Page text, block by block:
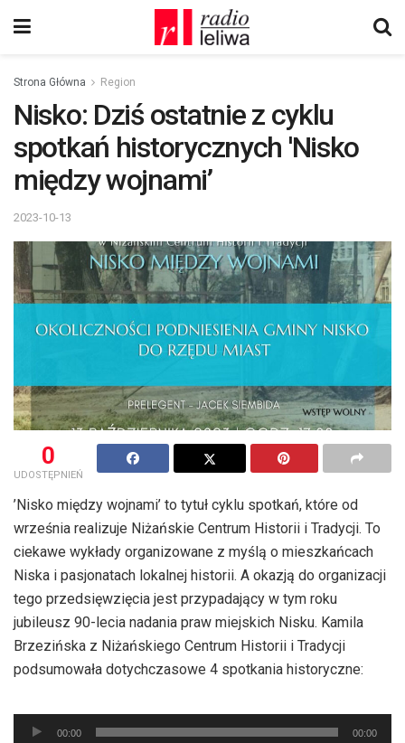
Strona Główna Region
Nisko: Dziś ostatnie z cyklu
spotkań historycznych 'Nisko
między wojnami’
2023-10-13
0
UDOSTĘPNIEŃ
’Nisko między wojnami’ to tytuł cyklu spotkań, które od
września realizuje Niżańskie Centrum Historii i Tradycji. To
ciekawe wykłady organizowane z myślą o mieszkańcach
Niska i pasjonatach lokalnej historii. A okazją do organizacji
tego przedsięwzięcia jest przypadający w tym roku
jubileusz 90-lecia nadania praw miejskich Nisku. Kamila
Brzezińska z Niżańskiego Centrum Historii i Tradycji
podsumowała dotychczasowe 4 spotkania historyczne:
plików
00:00 00:00